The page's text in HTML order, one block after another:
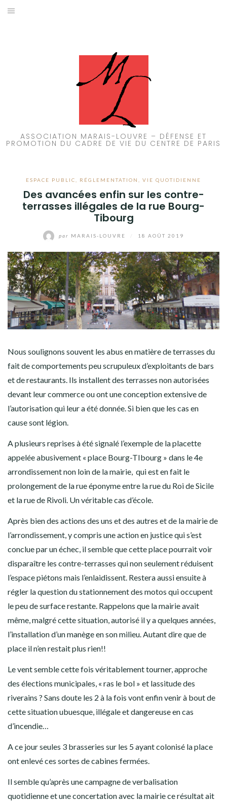
Aller
ASSOCIATION MARAIS-LOUVRE – DÉFENSE ET
PROMOTION DU CADRE DE VIE DU CENTRE DE PARIS
ESPACE PUBLIC RÉGLEMENTATION VIE QUOTIDIENNE
Des avancées enfin sur les contre-
terrasses illégales de la rue Bourg-
Tibourg
par MARAIS-LOUVRE 18 AOÛT 2019
Nous soulignons souvent les abus en matière de terrasses du
fait de comportements peu scrupuleux d’exploitants de bars
et de restaurants. Ils installent des terrasses non autorisées
devant leur commerce ou ont une conception extensive de
l’autorisation qui leur a été donnée. Si bien que les cas en
cause sont légion.
A plusieurs reprises à été signalé l’exemple de la placette
appelée abusivement « place Bourg-TIbourg » dans le 4e
arrondissement non loin de la mairie, qui est en fait le
prolongement de la rue éponyme entre la rue du Roi de Sicile
et la rue de Rivoli. Un véritable cas d’école.
Après bien des actions des uns et des autres et de la mairie de
l’arrondissement, y compris une action en justice qui s’est
conclue par un échec, il semble que cette place pourrait voir
disparaître les contre-terrasses qui non seulement réduisent
l’espace piétons mais l’enlaidissent. Restera aussi ensuite à
régler la question du stationnement des motos qui occupent
le peu de surface restante. Rappelons que la mairie avait
même, malgré cette situation, autorisé il y a quelques années,
l’installation d’un manège en son milieu. Autant dire que de
place il n’en restait plus rien!!
Le vent semble cette fois véritablement tourner, approche
des élections municipales, « ras le bol » et lassitude des
riverains ? Sans doute les 2 à la fois vont enfin venir à bout de
cette situation ubuesque, illégale et dangereuse en cas
d’incendie…
A ce jour seules 3 brasseries sur les 5 ayant colonisé la place
ont enlevé ces sortes de cabines fermées.
Il semble qu’après une campagne de verbalisation
quotidienne et une concertation avec la mairie ce résultat ait